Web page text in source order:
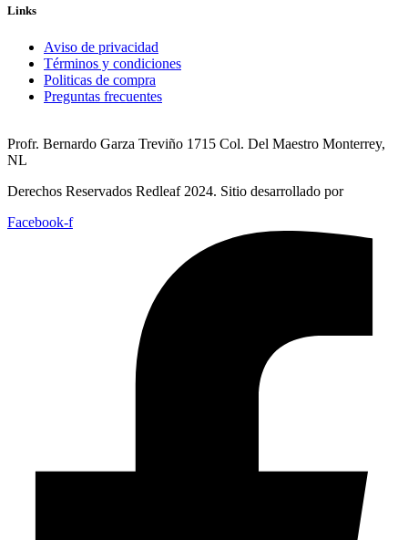
Links
Aviso de privacidad
Términos y condiciones
Politicas de compra
Preguntas frecuentes
Profr. Bernardo Garza Treviño 1715 Col. Del Maestro Monterrey,
NL
Derechos Reservados Redleaf 2024. Sitio desarrollado por
Facebook-f